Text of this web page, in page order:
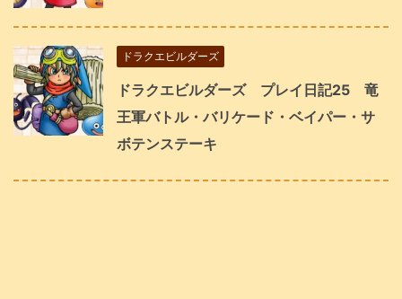
ドラクエビルダーズ
ドラクエビルダーズ プレイ日記25 竜
王軍バトル・バリケード・ベイパー・サ
ボテンステーキ